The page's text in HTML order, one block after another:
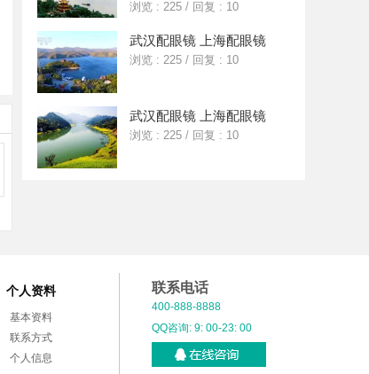
浏览 : 225 / 回复 : 10
武汉配眼镜 上海配眼镜
浏览 : 225 / 回复 : 10
武汉配眼镜 上海配眼镜
浏览 : 225 / 回复 : 10
个人资料
基本资料
联系方式
个人信息
联系电话
400-888-8888
QQ咨询: 9: 00-23: 00